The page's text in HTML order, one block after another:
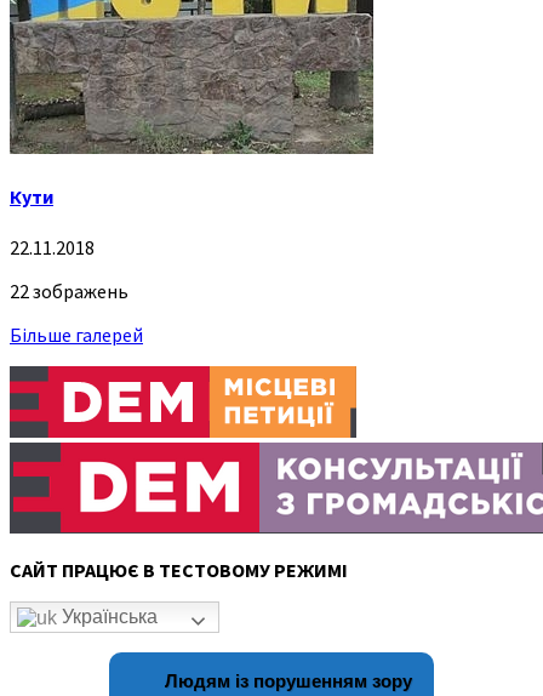
Кути
22.11.2018
22 зображень
Більше галерей
САЙТ ПРАЦЮЄ В ТЕСТОВОМУ РЕЖИМІ
Українська
Людям із порушенням зору